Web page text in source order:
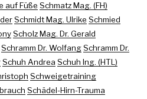
auf Füße Schmatz Mag. (FH)
Schmidt Mag. Ulrike Schmied
Scholz Mag. Dr. Gerald
Schramm Dr. WolfangSchramm Dr.
Schuh Andrea Schuh Ing. (HTL)
Schweigetraining
Schädel-Hirn-Trauma